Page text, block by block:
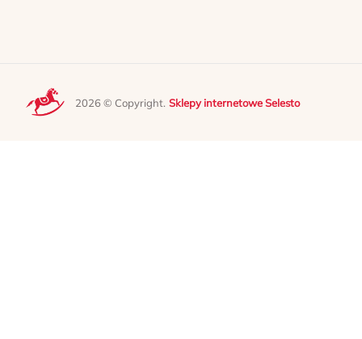
2026 © Copyright. Sklepy internetowe Selesto